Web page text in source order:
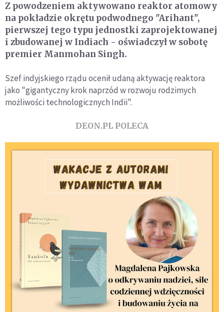
Z powodzeniem aktywowano reaktor atomowy
na pokładzie okrętu podwodnego "Arihant",
pierwszej tego typu jednostki zaprojektowanej
i zbudowanej w Indiach - oświadczył w sobotę
premier Manmohan Singh.
Szef indyjskiego rządu ocenił udaną aktywację reaktora
jako "gigantyczny krok naprzód w rozwoju rodzimych
możliwości technologicznych Indii".
DEON.PL POLECA